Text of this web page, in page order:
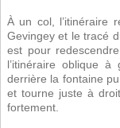
À un col, l’itinéraire
Gevingey et le tracé
est pour
l’itinéraire oblique
derrière la fontaine
et tourne juste à
fortement.